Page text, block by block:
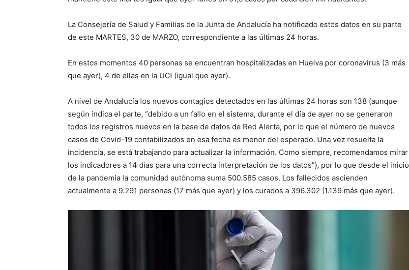
La Consejería de Salud y Familias de la Junta de Andalucía ha notificado estos datos en su parte
de este MARTES, 30 de MARZO, correspondiente a las últimas 24 horas.
En estos momentos 40 personas se encuentran hospitalizadas en Huelva por coronavirus (3 más
que ayer), 4 de ellas en la UCI (igual que ayer).
A nivel de Andalucía los nuevos contagios detectados en las últimas 24 horas son 138 (aunque
según indica el parte, “debido a un fallo en el sistema, durante el día de ayer no se generaron
todos los registros nuevos en la base de datos de Red Alerta, por lo que el número de nuevos
casos de Covid-19 contabilizados en esa fecha es menor del esperado. Una vez resuelta la
incidencia, se está trabajando para actualizar la información. Como siempre, recomendamos mirar
los indicadores a 14 días para una correcta interpretación de los datos”), por lo que desde el inicio
de la pandemia la comunidad autónoma suma 500.585 casos. Los fallecidos ascienden
actualmente a 9.291 personas (17 más que ayer) y los curados a 396.302 (1.139 más que ayer).